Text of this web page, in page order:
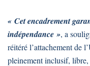
« Cet encadrement
indépendance », a
réitéré l’attachement de
pleinement inclusif, libre,